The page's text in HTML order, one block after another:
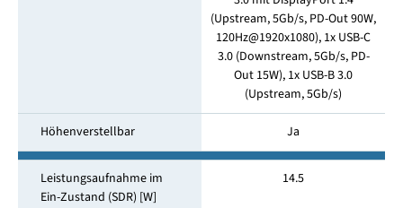
(Upstream, 5Gb/s, PD-Out 90W,
120Hz@1920x1080), 1x USB-C
3.0 (Downstream, 5Gb/s, PD-
Out 15W), 1x USB-B 3.0
(Upstream, 5Gb/s)
Höhenverstellbar Ja
Leistungsaufnahme im
Ein-Zustand (SDR) [W]
14.5